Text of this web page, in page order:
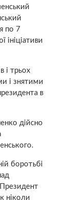
по 7
ініціативи
і трьох
і знятими
в
дійсно
боротьбі
ніколи